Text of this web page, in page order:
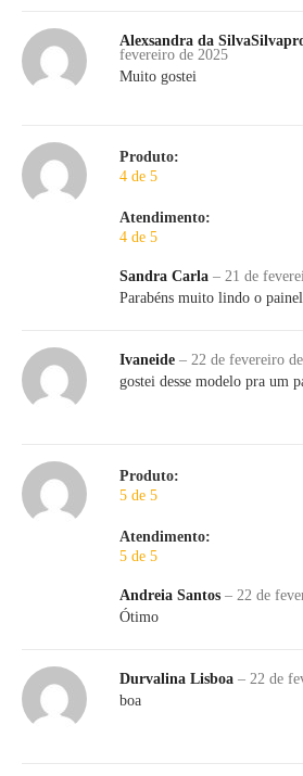
Alexsandra da
fevereiro de 2025
Muito gostei
Produto:
4 de 5
Atendimento:
4 de 5
Sandra Carla – 21 de
Parabéns muito lindo o painel
Ivaneide – 22 de fevereiro
gostei desse modelo pra um
Produto:
5 de 5
Atendimento:
5 de 5
Andreia Santos – 22 de
Ótimo
Durvalina Lisboa – 22 de
boa